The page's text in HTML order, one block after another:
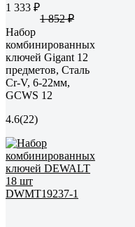
1 333 ₽
1 852 ₽
Набор
комбинированных
ключей Gigant 12
предметов, Сталь
Cr-V, 6-22мм,
GCWS 12
4.6(22)